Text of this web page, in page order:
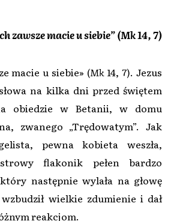
zawsze macie u siebie” (Mk 14, 7)
macie u siebie» (Mk 14, 7). Jezus
na kilka dni przed świętem
obiedzie w Betanii, w domu
zwanego „Trędowatym”. Jak
pewna kobieta weszła,
flakonik pełen bardzo
następnie wylała na głowę
wielkie zdumienie i dał
reakcjom.